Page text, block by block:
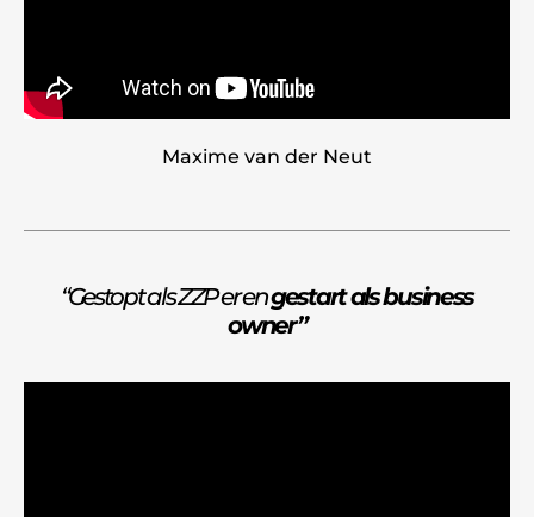
Maxime van der Neut
“Gestopt als ZZP er engestart als business
owner”